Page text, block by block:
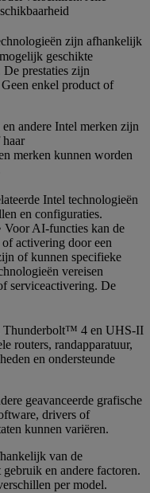
zijn afhankelijk
geschikte
prestaties zijn
enkel product of
andere Intel merken zijn
merken kunnen worden
Intel technologieën
en configuraties.
AI-functies kan de
activering door een
of kunnen specifieke
vereisen
serviceactivering. De
Thunderbolt™ 4 en UHS-II
routers, randapparatuur,
en ondersteunde
geavanceerde grafische
drivers of
kunnen variëren.
van de
en andere factoren.
per model.